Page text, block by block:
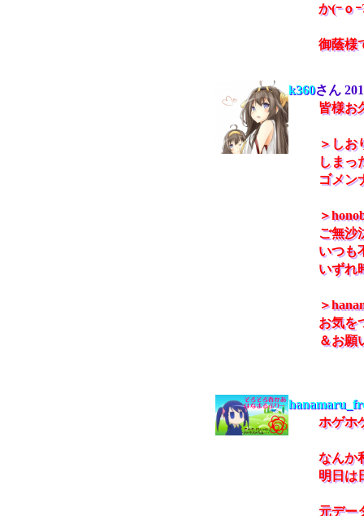
か(ｰｏ
御蔭様
k360さん
皆様お
＞しお
しまっ
ゴメン
＞
ご無沙
いつも
いずれ
＞
お気を
＆お願
ホゲホ
なんか
明日は
元デー